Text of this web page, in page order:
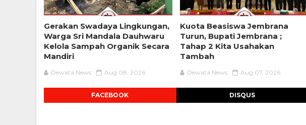
Gerakan Swadaya Lingkungan,
Warga Sri Mandala Dauhwaru
Kelola Sampah Organik Secara
Mandiri
Dewata News Aug 08, 2026
Kuota Beasiswa Jembrana
Turun, Bupati Jembrana ;
Tahap 2 Kita Usahakan
Tambah
Dewata News Aug 07, 2026
FACEBOOK DISQUS